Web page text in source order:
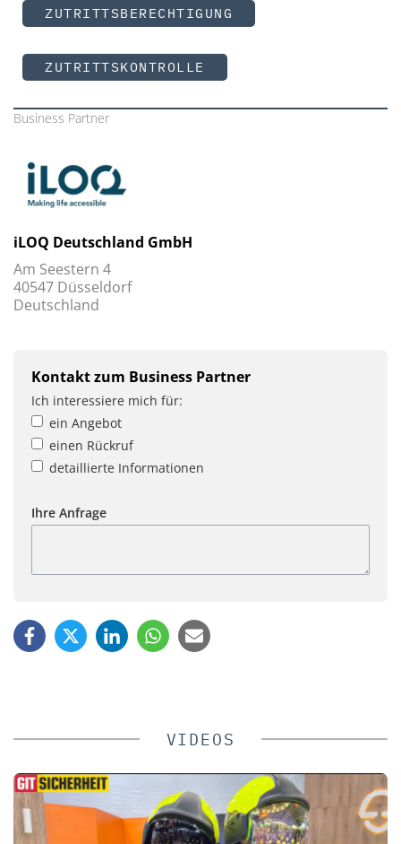
ZUTRITTSBERECHTIGUNG
ZUTRITTSKONTROLLE
Business Partner
iLOQ Deutschland GmbH
Am Seestern 4
40547 Düsseldorf
Deutschland
Kontakt zum Business Partner
Ich interessiere mich für:
ein Angebot
einen Rückruf
detaillierte Informationen
Ihre Anfrage
VIDEOS